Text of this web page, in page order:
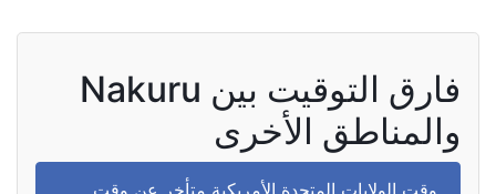
فارق التوقيت بين Nakuru
والمناطق الأخرى
وقت الولايات المتحدة الأمريكية متأخر عن وقت